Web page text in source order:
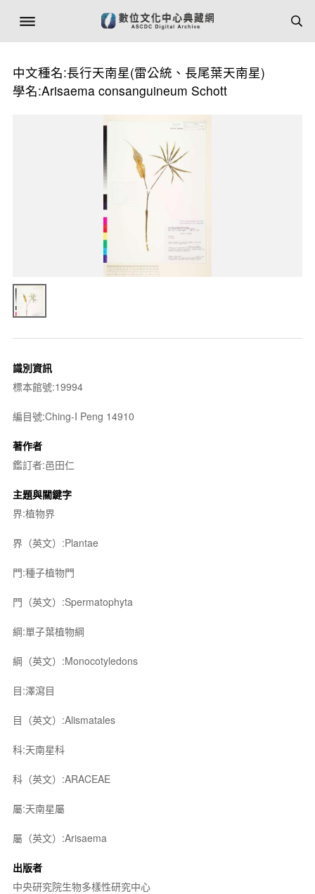
中文種名:長行天南星(雷公統、長尾葉天南星)
學名:Arisaema consanguineum Schott
識別資訊
標本館號:19994
編目號:Ching-I Peng 14910
著作者
鑑訂者:邑田仁
主題與關鍵字
界:植物界
界（英文）:Plantae
門:種子植物門
門（英文）:Spermatophyta
綱:單子葉植物綱
綱（英文）:Monocotyledons
目:澤瀉目
目（英文）:Alismatales
科:天南星科
科（英文）:ARACEAE
屬:天南星屬
屬（英文）:Arisaema
出版者
中央研究院生物多樣性研究中心